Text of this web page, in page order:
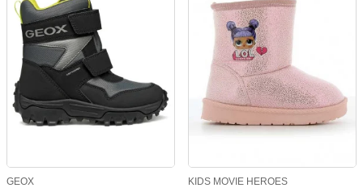
GEOX KIDS MOVIE HEROES